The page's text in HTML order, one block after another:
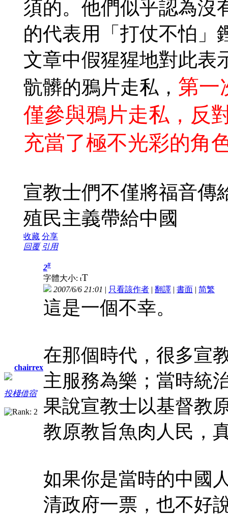
須的。他們似乎認為沒
的代表用「打仗不怕」
文章中假猩猩地對此表
骯髒的鴉片走私， 第一
僅參與鴉片走私，反
充當了極不光彩的角
宣教士們不僅將福音傳
殖民主義帶給中國
收藏 分享
回覆 引用
chairrex
投棧借宿
2#
字體大小: tT
2007/6/6 21:01 | 只看該作者 | 翻譯 | 書面 | 简繁
這是一個不幸。
在那個時代，很多宣
主服務為樂；當時統
果說宣教士以基督教
教原教旨魚肉人民，
如果你是當時的中國
清政府一票，也不好